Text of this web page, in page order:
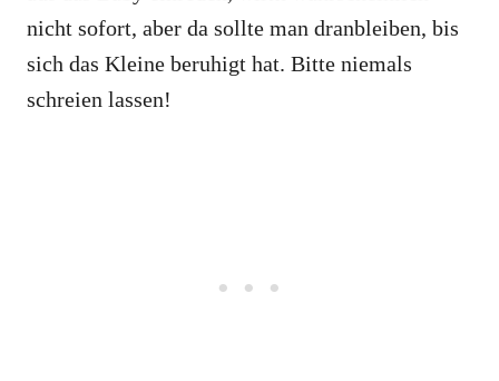
nicht sofort, aber da sollte man dranbleiben, bis
sich das Kleine beruhigt hat. Bitte niemals
schreien lassen!